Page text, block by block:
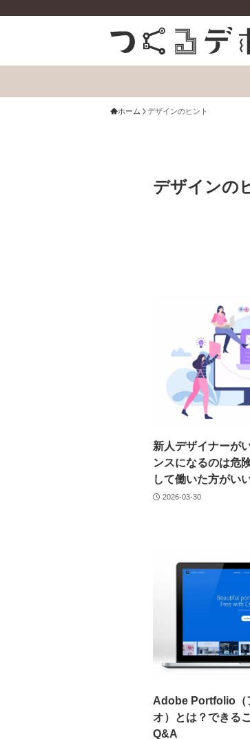
ホーム デザインのヒント
デザインの
新人デザイナーが
ンスになるのは危
して働いた方がい
2026-03-30
Adobe Portfolio（
オ）とは？できる
Q&A